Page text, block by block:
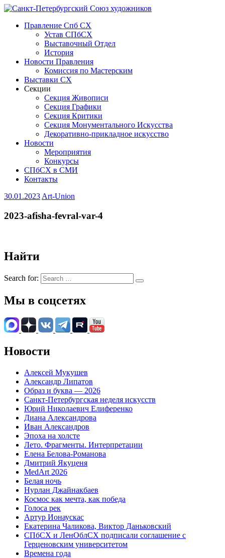
Правление Спб СХ
Устав СПбСХ
Выставочный Отдел
История
Новости Правления
Комиссия по Мастерским
Выставки СХ
Секции
Секция Живописи
Секция Графики
Секция Критики
Секция Монументального Искусства
Декоративно-прикладное искусство
Новости
Мероприятия
Конкурсы
СПбСХ в СМИ
Контакты
30.01.2023 Art-Union
2023-afisha-fevral-var-4
Найти
Search for:
Мы в соцсетях
Новости
Алексей Мукушев
Александр Липатов
Образ и буква — 2026
Санкт-Петербургская неделя искусств
Юрий Николаевич Елиференко
Диана Александрова
Иван Александров
Эпоха на холсте
Лето. Фрагменты. Интерпретации
Елена Белова-Романова
Дмитрий Якуценя
MedArt 2026
Белая ночь
Нурлан Джайнакбаев
Космос как мечта, как победа
Голоса рек
Артур Ионаускас
Екатерина Чаликова, Виктор Даньковский
СПбСХ и ЛенОблСХ подписали соглашение с
Герценовским университетом
Времена года